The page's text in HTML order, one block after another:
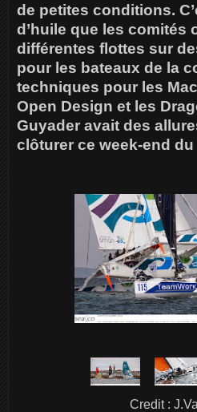
de petites conditions.
d’huile que les comités
différentes flottes sur
pour les bateaux de la
techniques pour les
Open Design et les
Guyader avait des
clôturer ce week-end du
Credit :